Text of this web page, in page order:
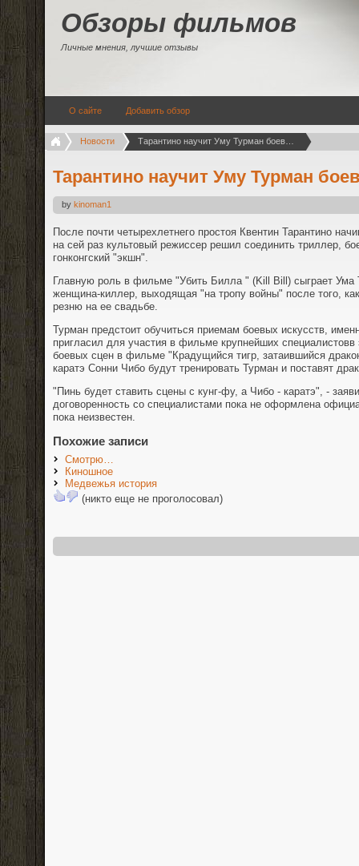
Обзоры фильмов
Личные мнения, лучшие отзывы
О сайте Добавить обзор
Новости
Тарантино научит Уму Турман
by kinoman1
После почти четырехлетнего простоя Квентин Тарантино
на сей раз культовый режиссер решил соединить триллер,
гонконгский "экшн".
Главную роль в фильме "Убить Билла " (Kill Bill) сыграет Ума
женщина-киллер, выходящая "на тропу войны" после того,
резню на ее свадьбе.
Турман предстоит обучиться приемам боевых искусств,
пригласил для участия в фильме крупнейших
боевых сцен в фильме "Крадущийся тигр, затаившийся
каратэ Сонни Чибо будут тренировать Турман и поставят
"Пинь будет ставить сцены с кунг-фу, а Чибо - каратэ", -
договоренность со специалистами пока не оформлена
пока неизвестен.
Похожие записи
Смотрю…
Киношное
Медвежья история
(никто еще не проголосовал)